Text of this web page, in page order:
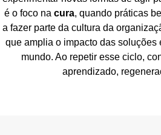
é o foco na cura, quando práticas
a fazer parte da cultura da
que amplia o impacto das
mundo. Ao repetir esse ciclo,
aprendizado,